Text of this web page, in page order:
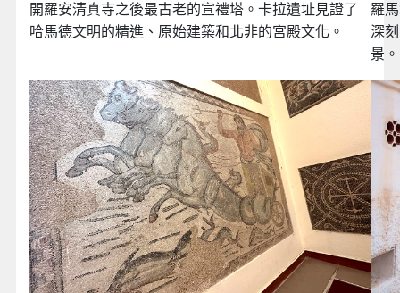
開羅安清真寺之後最古老的宣禮塔。卡拉遺址見證了
哈馬德文明的精進、原始建築和北非的宮殿文化。
羅
深
景。